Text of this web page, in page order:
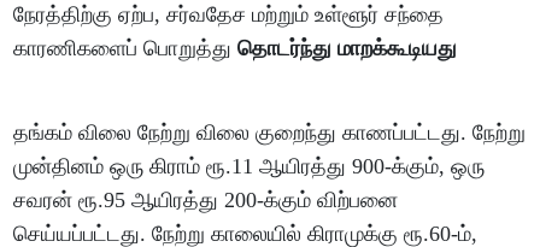
நேரத்திற்கு ஏற்ப, சர்வதேச மற்றும் உள்ளூர் சந்தை
காரணிகளைப் பொறுத்துதொடர்ந்து மாறக்கூடியது
தங்கம் விலை நேற்று விலை குறைந்து காணப்பட்டது. நேற்று
முன்தினம் ஒரு கிராம் ரூ.11 ஆயிரத்து 900-க்கும், ஒரு
சவரன் ரூ.95 ஆயிரத்து 200-க்கும் விற்பனை
செய்யப்பட்டது. நேற்று காலையில் கிராமுக்கு ரூ.60-ம்,